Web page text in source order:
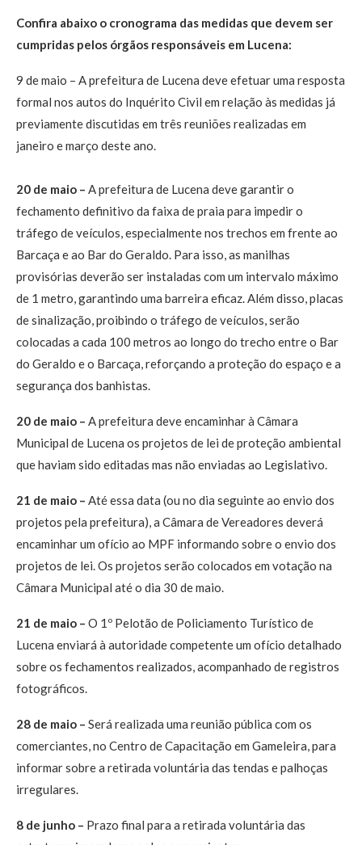
Confira abaixo o cronograma das medidas que devem ser
cumpridas pelos órgãos responsáveis em Lucena:
9 de maio – A prefeitura de Lucena deve efetuar uma resposta
formal nos autos do Inquérito Civil em relação às medidas já
previamente discutidas em três reuniões realizadas em
janeiro e março deste ano.
20 de maio – A prefeitura de Lucena deve garantir o
fechamento definitivo da faixa de praia para impedir o
tráfego de veículos, especialmente nos trechos em frente ao
Barcaça e ao Bar do Geraldo. Para isso, as manilhas
provisórias deverão ser instaladas com um intervalo máximo
de 1 metro, garantindo uma barreira eficaz. Além disso, placas
de sinalização, proibindo o tráfego de veículos, serão
colocadas a cada 100 metros ao longo do trecho entre o Bar
do Geraldo e o Barcaça, reforçando a proteção do espaço e a
segurança dos banhistas.
20 de maio – A prefeitura deve encaminhar à Câmara
Municipal de Lucena os projetos de lei de proteção ambiental
que haviam sido editadas mas não enviadas ao Legislativo.
21 de maio – Até essa data (ou no dia seguinte ao envio dos
projetos pela prefeitura), a Câmara de Vereadores deverá
encaminhar um ofício ao MPF informando sobre o envio dos
projetos de lei. Os projetos serão colocados em votação na
Câmara Municipal até o dia 30 de maio.
21 de maio – O 1º Pelotão de Policiamento Turístico de
Lucena enviará à autoridade competente um ofício detalhado
sobre os fechamentos realizados, acompanhado de registros
fotográficos.
28 de maio – Será realizada uma reunião pública com os
comerciantes, no Centro de Capacitação em Gameleira, para
informar sobre a retirada voluntária das tendas e palhoças
irregulares.
8 de junho – Prazo final para a retirada voluntária das